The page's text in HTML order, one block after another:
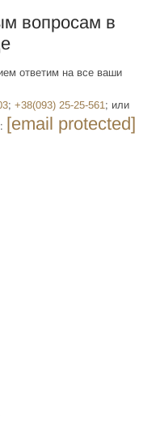
вопросам в
ответим на все ваши
; +38(‎093) 25-25-561 ; или
[email protected]